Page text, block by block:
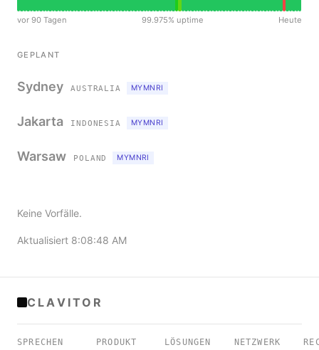
vor 90 Tagen 99.975% uptime Heute
GEPLANT
Sydney AUSTRALIA MYMNRI
Jakarta INDONESIA MYMNRI
Warsaw POLAND MYMNRI
Keine Vorfälle.
Aktualisiert 8:08:48 AM
CLAVITOR
SPRECHEN
PRODUKT LÖSUNGEN NETZWERK